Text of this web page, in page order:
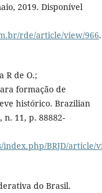
2019. Disponível
rde/article/view/966.
R de O.;
formação de
histórico. Brazilian
11, p. 88882-
BRJD/article/
do Brasil.